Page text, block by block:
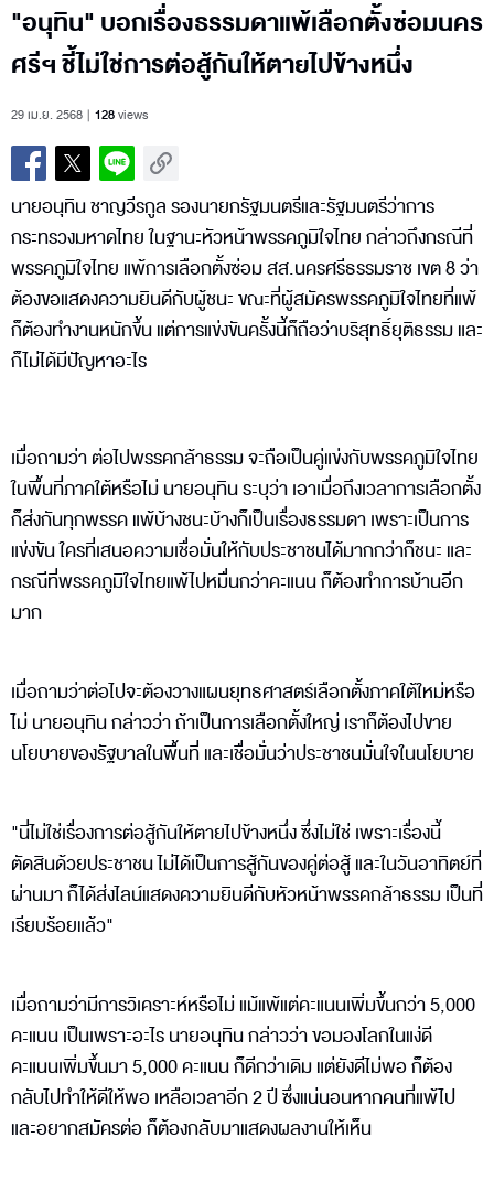
"อนุทิน" บอกเรื่องธรรมดาแพ้เลือกตั้งซ่อมนคร
ศรีฯ ชี้ไม่ใช่การต่อสู้กันให้ตายไปข้างหนึ่ง
29 เม.ย. 2568 128views
นายอนุทิน​ ชาญ​วีรกูล​ รองนายกรัฐมนตรีและรัฐมนตรีว่าการ
กระทรวงมหาดไทย ในฐานะหัวหน้าพรรคภูมิใจไทย กล่าวถึงกรณีที่
พรรคภูมิใจไทย แพ้การเลือกตั้งซ่อม สส.นครศรีธรรมราช​ เขต 8​ ว่า
ต้องขอแสดงความยินดีกับผู้ชนะ​ ขณะที่ผู้สมัครพรรคภูมิใจไทยที่แพ้
ก็ต้องทำงานหนักขึ้น​ แต่การแข่งขันครั้งนี้ก็ถือว่าบริสุทธิ์ยุติธรรม และ
ก็ไม่ได้มีปัญหาอะไร
เมื่อถามว่า ต่อไปพรรคกล้าธรรม จะถือเป็นคู่แข่งกับพรรคภูมิใจไทย
ในพื้นที่ภาคใต้หรือไม่ นายอนุทิน ระบุว่า​ เอาเมื่อถึงเวลาการเลือกตั้ง
ก็ส่งกันทุกพรรค แพ้บ้างชนะบ้างก็เป็นเรื่องธรรมดา เพราะเป็นการ
แข่งขัน ใครที่เสนอความเชื่อมั่นให้กับประชาชนได้มากกว่าก็ชนะ และ
กรณีที่พรรคภูมิใจไทยแพ้ไปหมื่นกว่าคะแนน ก็ต้องทำการบ้านอีก
มาก
เมื่อถามว่าต่อไปจะต้องวางแผนยุทธศาสตร์เลือกตั้งภาคใต้ใหม่หรือ
ไม่ นายอนุทิน กล่าวว่า ถ้าเป็นการเลือกตั้งใหญ่ เราก็ต้องไปขาย
นโยบายของรัฐบาลในพื้นที่ และเชื่อมั่นว่าประชาชนมั่นใจในนโยบาย
"นี่ไม่ใช่เรื่องการต่อสู้กันให้ตายไปข้างหนึ่ง ซึ่งไม่ใช่ เพราะเรื่องนี้
ตัดสินด้วยประชาชน ไม่ได้เป็นการสู้กันของคู่ต่อสู้ และในวันอาทิตย์ที่
ผ่านมา ก็ได้ส่งไลน์แสดงความยินดีกับหัวหน้าพรรคกล้าธรรม เป็นที่
เรียบร้อยแล้ว"
เมื่อถามว่ามีการวิเคราะห์หรือไม่ แม้แพ้แต่คะแนนเพิ่มขึ้นกว่า 5,000
คะแนน เป็นเพราะอะไร นายอนุทิน กล่าวว่า ขอมองโลกในแง่ดี
คะแนนเพิ่มขึ้นมา 5,000 คะแนน ก็ดีกว่าเดิม แต่ยังดีไม่พอ ก็ต้อง
กลับไปทำให้ดีให้พอ เหลือเวลาอีก 2 ปี ซึ่งแน่นอนหากคนที่แพ้ไป
และอยากสมัครต่อ ก็ต้องกลับมาแสดงผลงานให้เห็น